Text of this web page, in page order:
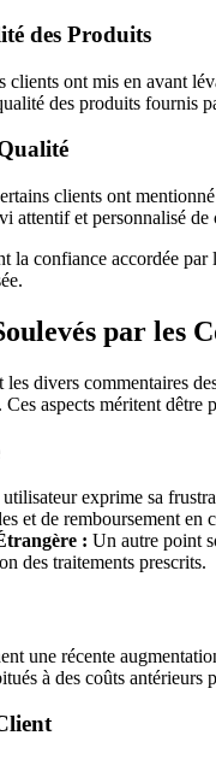
des Produits
clients ont mis en avant
des produits fournis
clients ont
attentif et personnalisé de
la confiance accordée
par les
divers commentaires
aspects méritent
exprime sa
et de remboursement en
: Un autre point
des traitements prescrits.
une récente
à des coûts antérieurs